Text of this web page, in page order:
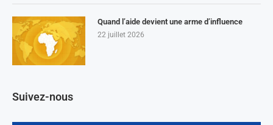
Quand l’aide devient une arme d’influence
22 juillet 2026
Suivez-nous